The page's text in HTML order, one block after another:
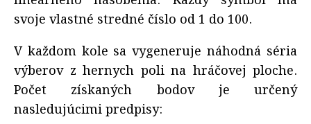
svoje vlastné stredné číslo od 1 do 100.
V každom kole sa vygeneruje náhodná séria
výberov z hernych poli na hráčovej ploche.
Počet získaných bodov je určený
nasledujúcimi predpisy: